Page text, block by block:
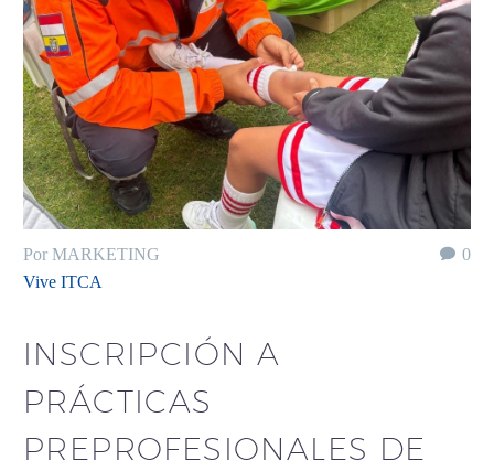
0
Por MARKETING
Vive ITCA
INSCRIPCIÓN A
PRÁCTICAS
PREPROFESIONALES DE